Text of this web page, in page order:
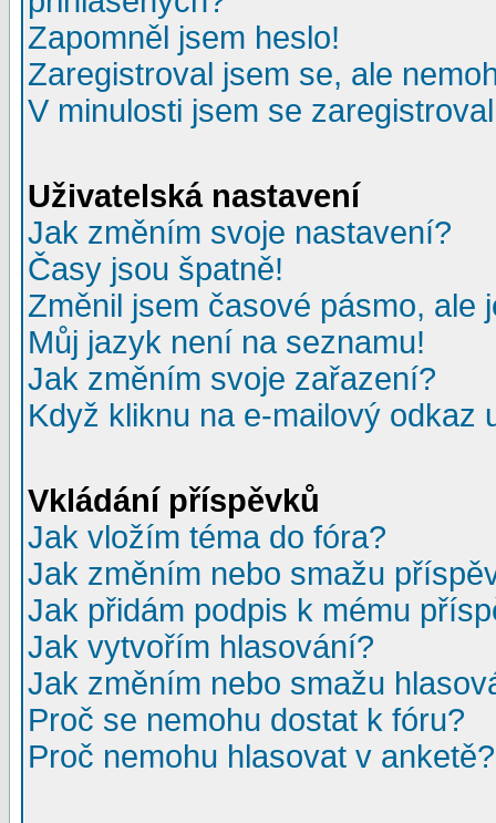
Zapomněl jsem heslo!
Zaregistroval jsem se, ale
V minulosti jsem se
Uživatelská nastavení
Jak změním svoje nastavení?
Časy jsou špatně!
Změnil jsem časové pásmo, ale
Můj jazyk není na seznamu!
Jak změním svoje zařazení?
Když kliknu na e-mailový odkaz
Vkládání příspěvků
Jak vložím téma do fóra?
Jak změním nebo smažu
Jak přidám podpis k mému
Jak vytvořím hlasování?
Jak změním nebo smažu
Proč se nemohu dostat k fóru?
Proč nemohu hlasovat v anketě?